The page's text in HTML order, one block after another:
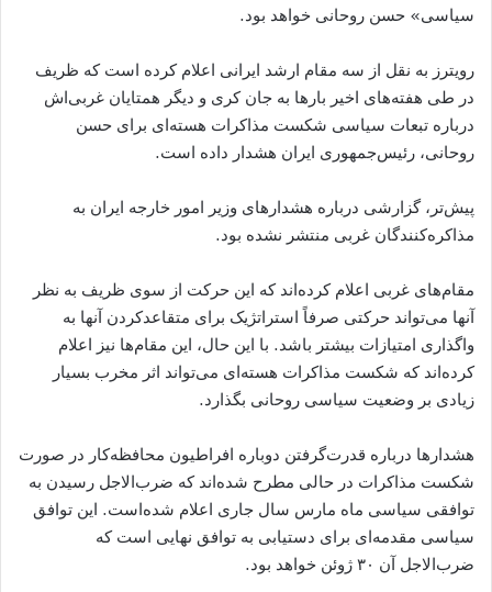
سیاسی» حسن روحانی خواهد بود.
رویترز به نقل از سه مقام ارشد ایرانی اعلام کرده‌ است که ظریف
در طی هفته‌های اخیر بارها به جان کری و دیگر همتایان غربی‌اش
درباره تبعات سیاسی شکست مذاکرات هسته‌ای برای حسن
روحانی، رئیس‌جمهوری ایران هشدار داده‌ است.
پیش‌تر، گزارشی درباره هشدارهای وزیر امور خارجه ایران به
مذاکره‌کنندگان غربی منتشر نشده بود.
مقام‌های غربی اعلام کرده‌اند که این حرکت از سوی ظریف به نظر
آنها می‌تواند حرکتی صرفاً استراتژیک برای متقاعدکردن آنها به
واگذاری امتیازات بیشتر باشد. با این حال، این مقام‌ها نیز اعلام
کرده‌اند که شکست مذاکرات هسته‌ای می‌تواند اثر مخرب بسیار
زیادی بر وضعیت سیاسی روحانی بگذارد.
هشدارها درباره قدرت‌گرفتن دوباره افراطیون محافظه‌کار در صورت
شکست مذاکرات در حالی مطرح شده‌اند که ضرب‌الاجل رسیدن به
توافقی سیاسی ماه مارس سال جاری اعلام شده‌است. این توافق
سیاسی مقدمه‌ای برای دستیابی به توافق نهایی است که
ضرب‌الاجل آن ۳۰ ژوئن خواهد بود.